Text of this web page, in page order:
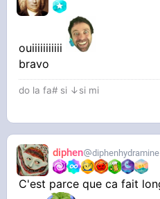
ouiiiiiiiiiii
bravo
do la fa# si ↓si mi
diphen diphenhydramine
C'est parce que ca fait